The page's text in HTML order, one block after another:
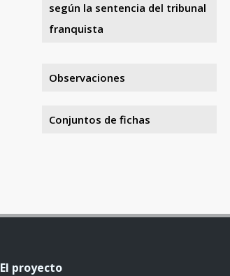
según la sentencia del tribunal
franquista
Observaciones
Conjuntos de fichas
El proyecto